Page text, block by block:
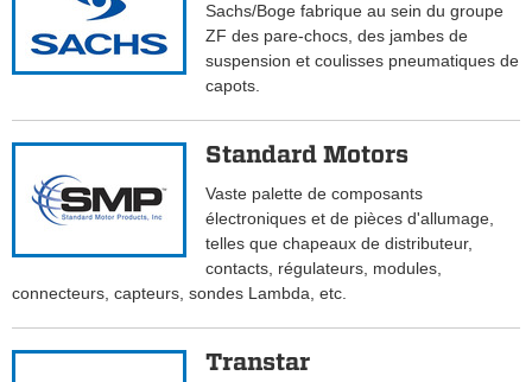
Sachs/Boge fabrique au sein du groupe
ZF des pare-chocs, des jambes de
suspension et coulisses pneumatiques de
capots.
Standard Motors
Vaste palette de composants
électroniques et de pièces d'allumage,
telles que chapeaux de distributeur,
contacts, régulateurs, modules,
connecteurs, capteurs, sondes Lambda, etc.
Transtar